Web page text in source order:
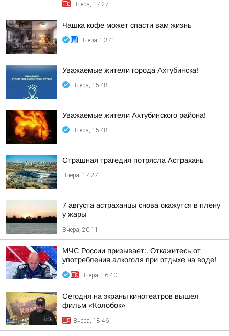
Вчера, 17:27
Чашка кофе может спасти вам жизнь
Вчера, 13:41
Уважаемые жители города Ахтубинска!
Вчера, 15:48
Уважаемые жители Ахтубинского района!
Вчера, 15:48
Страшная трагедия потрясла Астрахань
Вчера, 17:27
7 августа астраханцы снова окажутся в плену
у жары
Вчера, 20:11
МЧС России призывает:. Откажитесь от
употребления алкоголя при отдыхе на воде!
Вчера, 16:40
Сегодня на экраны кинотеатров вышел
фильм «Колобок»
Вчера, 18:46